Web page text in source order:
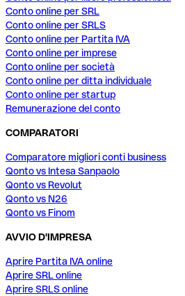
Conto online per SRL
Conto online per SRLS
Conto online per Partita IVA
Conto online per imprese
Conto online per società
Conto online per ditta individuale
Conto online per startup
Remunerazione del conto
COMPARATORI
Comparatore migliori conti business
Qonto vs Intesa Sanpaolo
Qonto vs Revolut
Qonto vs N26
Qonto vs Finom
AVVIO D'IMPRESA
Aprire Partita IVA online
Aprire SRL online
Aprire SRLS online